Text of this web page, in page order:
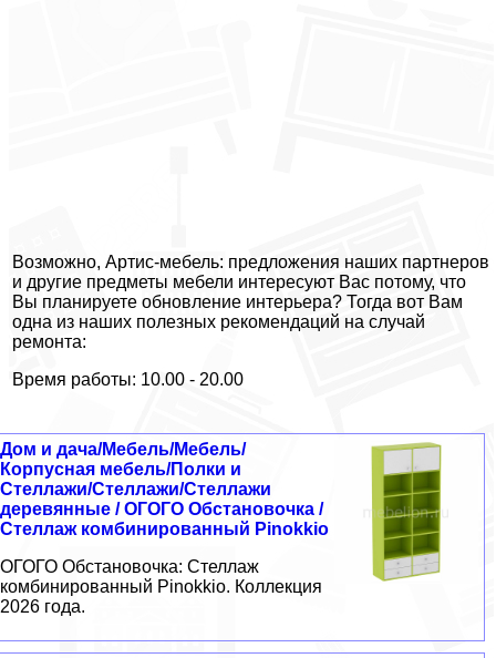
Возможно, Артис-мебель: предложения наших партнеров
и другие предметы мебели интересуют Вас потому, что
Вы планируете обновление интерьера? Тогда вот Вам
одна из наших полезных рекомендаций на случай
ремонта:
Время работы: 10.00 - 20.00
Дом и дача/Мебель/Мебель/
Корпусная мебель/Полки и
Стеллажи/Стеллажи/Стеллажи
деревянные / ОГОГО Обстановочка /
Стеллаж комбинированный Pinokkio
ОГОГО Обстановочка: Стеллаж
комбинированный Pinokkio. Коллекция
2026 года.